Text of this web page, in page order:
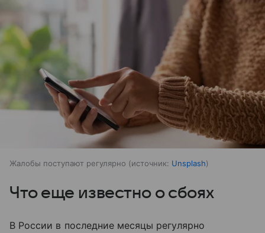
Жалобы поступают регулярно источник: Unsplash
Что еще известно о сбоях
В России в последние месяцы регулярно